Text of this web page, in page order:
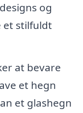
og
et stilfuldt
at bevare
et hegn
et glashegn